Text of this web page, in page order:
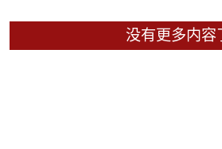
没有更多内容